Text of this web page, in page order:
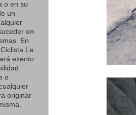
o en su
un
en
En
La
exento
o
originar